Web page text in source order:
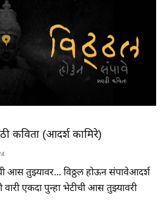
कविता (आदर्श कामिरे)
आस तुझ्यावर... विठ्ठल होऊन संपावेआदर्श
वारी एकदा पुन्हा भेटीची आस तुझ्यावरी